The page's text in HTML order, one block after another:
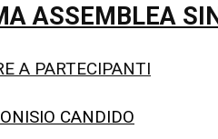
ASSEMBLEA
A PARTECIPANTI
CANDIDO